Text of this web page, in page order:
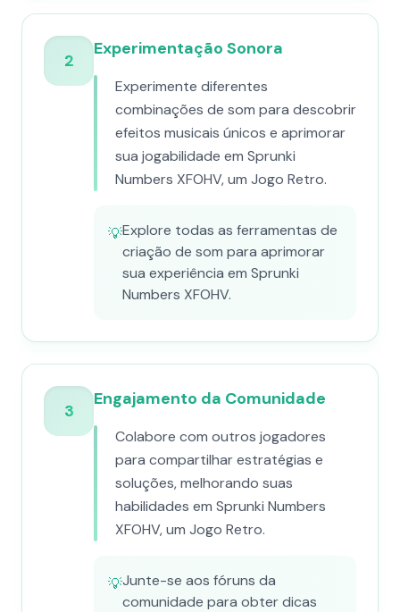
2
Experimentação Sonora
Experimente diferentes
combinações de som para descobrir
efeitos musicais únicos e aprimorar
sua jogabilidade em Sprunki
Numbers XFOHV, um Jogo Retro.
💡Explore todas as ferramentas de
criação de som para aprimorar
sua experiência em Sprunki
Numbers XFOHV.
3
Engajamento da Comunidade
Colabore com outros jogadores
para compartilhar estratégias e
soluções, melhorando suas
habilidades em Sprunki Numbers
XFOHV, um Jogo Retro.
💡Junte-se aos fóruns da
comunidade para obter dicas